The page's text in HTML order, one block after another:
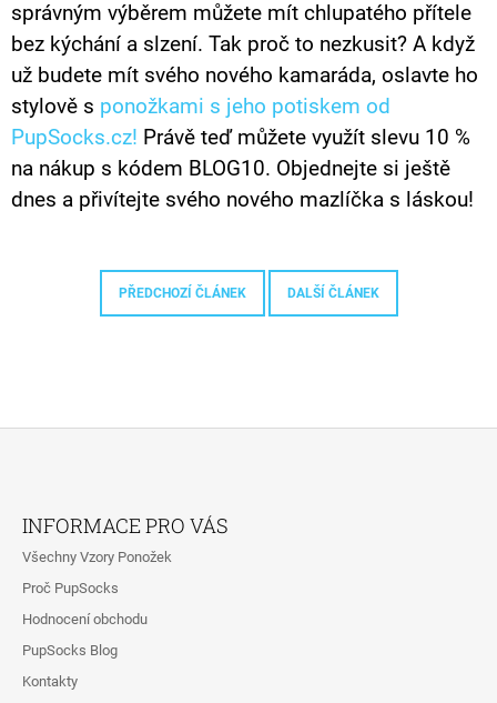
správným výběrem můžete mít chlupatého přítele
bez kýchání a slzení. Tak proč to nezkusit? A když
už budete mít svého nového kamaráda, oslavte ho
stylově s ponožkami s jeho potiskem od
PupSocks.cz! Právě teď můžete využít slevu 10 %
na nákup s kódem BLOG10. Objednejte si ještě
dnes a přivítejte svého nového mazlíčka s láskou!
PŘEDCHOZÍ ČLÁNEK DALŠÍ ČLÁNEK
INFORMACE PRO VÁS
Všechny Vzory Ponožek
Proč PupSocks
Hodnocení obchodu
PupSocks Blog
Kontakty